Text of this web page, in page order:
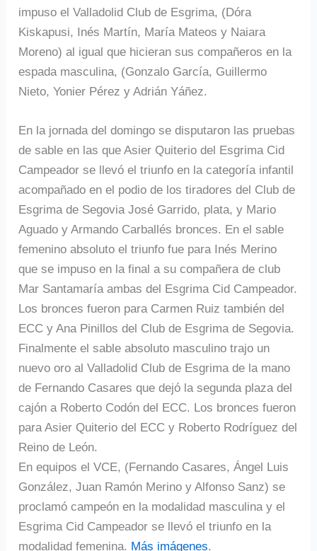
impuso el Valladolid Club de Esgrima, (Dóra
Kiskapusi, Inés Martín, María Mateos y Naiara
Moreno) al igual que hicieran sus compañeros en la
espada masculina, (Gonzalo García, Guillermo
Nieto, Yonier Pérez y Adrián Yáñez.
En la jornada del domingo se disputaron las pruebas
de sable en las que Asier Quiterio del Esgrima Cid
Campeador se llevó el triunfo en la categoría infantil
acompañado en el podio de los tiradores del Club de
Esgrima de Segovia José Garrido, plata, y Mario
Aguado y Armando Carballés bronces. En el sable
femenino absoluto el triunfo fue para Inés Merino
que se impuso en la final a su compañera de club
Mar Santamaría ambas del Esgrima Cid Campeador.
Los bronces fueron para Carmen Ruiz también del
ECC y Ana Pinillos del Club de Esgrima de Segovia.
Finalmente el sable absoluto masculino trajo un
nuevo oro al Valladolid Club de Esgrima de la mano
de Fernando Casares que dejó la segunda plaza del
cajón a Roberto Codón del ECC. Los bronces fueron
para Asier Quiterio del ECC y Roberto Rodríguez del
Reino de León.
En equipos el VCE, (Fernando Casares, Ángel Luis
González, Juan Ramón Merino y Alfonso Sanz) se
proclamó campeón en la modalidad masculina y el
Esgrima Cid Campeador se llevó el triunfo en la
modalidad femenina. Más imágenes.